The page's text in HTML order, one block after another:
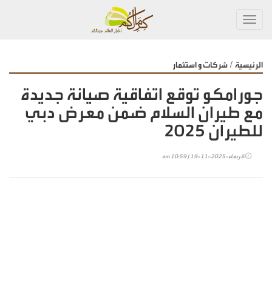
الرئيسية / شركات و استثمار
جورامكو توقع اتفاقية صيانة جديدة
مع طيران السلام ضمن معرض دبي
للطيران 2025
الأربعاء-2025-11-19 | 10:59 am